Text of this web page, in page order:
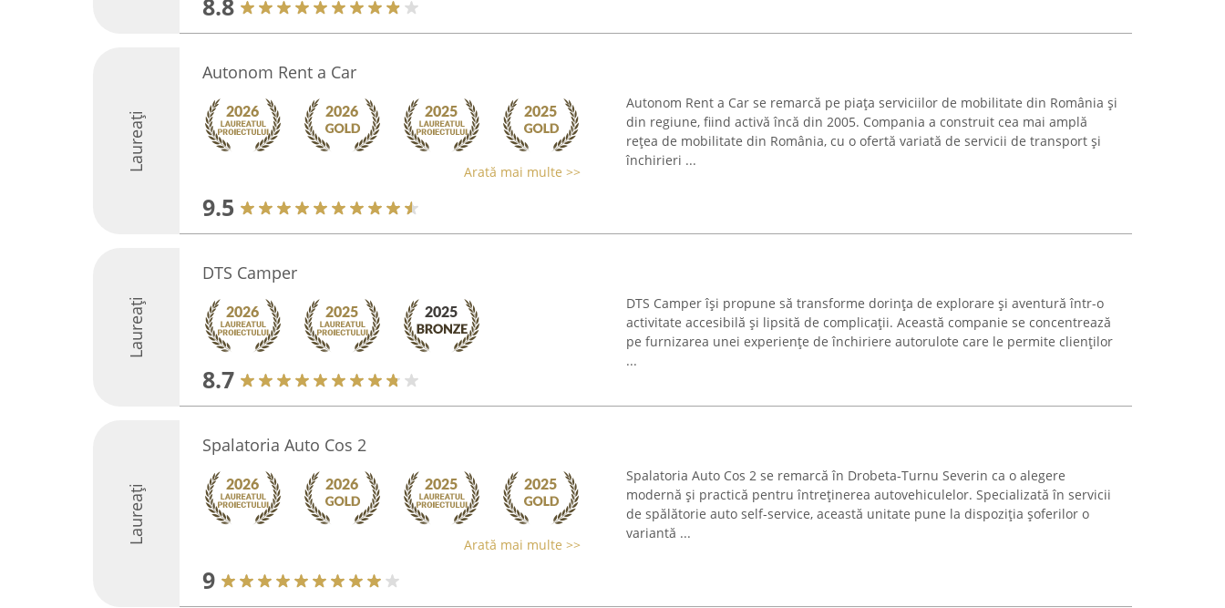
8.8
Laureați
Autonom Rent a Car
Arată mai multe >>
9.5
Autonom Rent a Car se remarcă pe piața serviciilor de mobilitate din România și
din regiune, fiind activă încă din 2005. Compania a construit cea mai amplă
rețea de mobilitate din România, cu o ofertă variată de servicii de transport și
închirieri ...
Laureați
DTS Camper
8.7
DTS Camper își propune să transforme dorința de explorare și aventură într-o
activitate accesibilă și lipsită de complicații. Această companie se concentrează
pe furnizarea unei experiențe de închiriere autorulote care le permite clienților
...
Laureați
Spalatoria Auto Cos 2
Arată mai multe >>
9
Spalatoria Auto Cos 2 se remarcă în Drobeta-Turnu Severin ca o alegere
modernă și practică pentru întreținerea autovehiculelor. Specializată în servicii
de spălătorie auto self-service, această unitate pune la dispoziția șoferilor o
variantă ...